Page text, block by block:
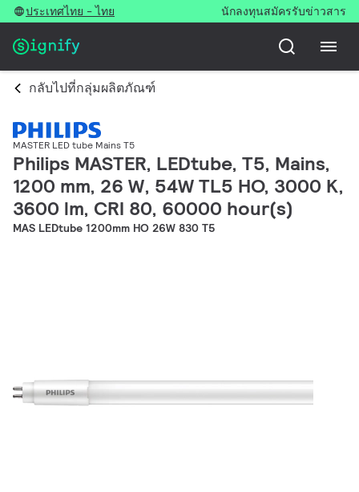
ประเทศไทย - ไทย นักลงทุนสมัครรับข่าวสาร
กลับไปที่กลุ่มผลิตภัณฑ์
MASTER LED tube Mains T5
Philips MASTER, LEDtube, T5, Mains,
1200 mm, 26 W, 54W TL5 HO, 3000 K,
3600 lm, CRI 80, 60000 hour(s)
MAS LEDtube 1200mm HO 26W 830 T5